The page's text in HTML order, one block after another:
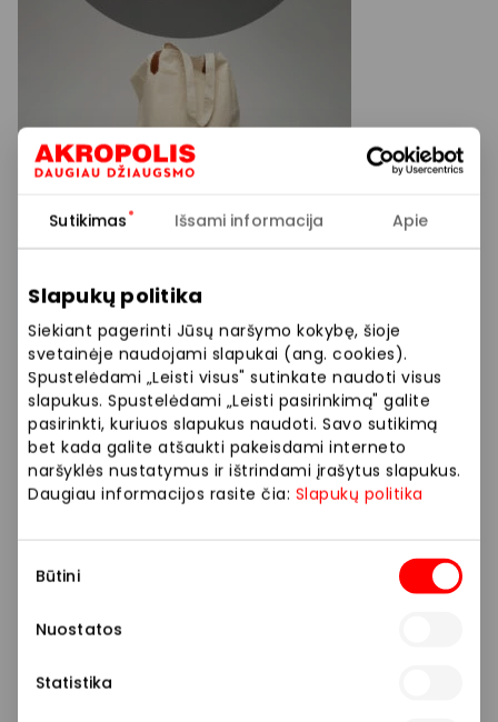
Sutikimas Išsami informacija Apie
Slapukų politika
Siekiant pagerinti Jūsų naršymo kokybę, šioje
svetainėje naudojami slapukai (ang. cookies).
Spustelėdami „Leisti visus" sutinkate naudoti visus
slapukus. Spustelėdami „Leisti pasirinkimą" galite
pasirinkti, kuriuos slapukus naudoti. Savo sutikimą
bet kada galite atšaukti pakeisdami interneto
naršyklės nustatymus ir ištrindami įrašytus slapukus.
Daugiau informacijos rasite čia: Slapukų politika
pasirinkimas
Būtini
Nuostatos
Statistika
Prekybos ir pramogų centre „AKROPOLIS“